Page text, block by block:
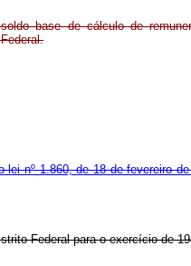
base de cálculo de
lei nº 1.860, de 18 de fevereiro
Federal para o exercício de